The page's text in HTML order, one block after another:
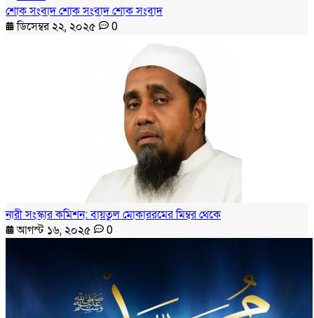
শোক সংবাদ শোক সংবাদ শোক সংবাদ
ডিসেম্বর ২২, ২০২৫
0
নারী সংস্কার কমিশন: বায়তুল মোকাররমের মিম্বর থেকে
আগস্ট ১৬, ২০২৫
0